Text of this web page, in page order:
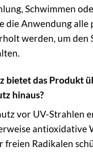
Schwimmen
die Anwendung alle
werden, um den
bietet das Produkt
hinaus?
vor UV-Strahlen
antioxidative
freien Radikalen